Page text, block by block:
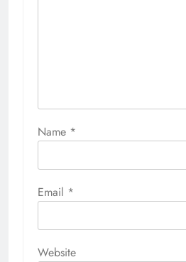
Name *
Email *
Website